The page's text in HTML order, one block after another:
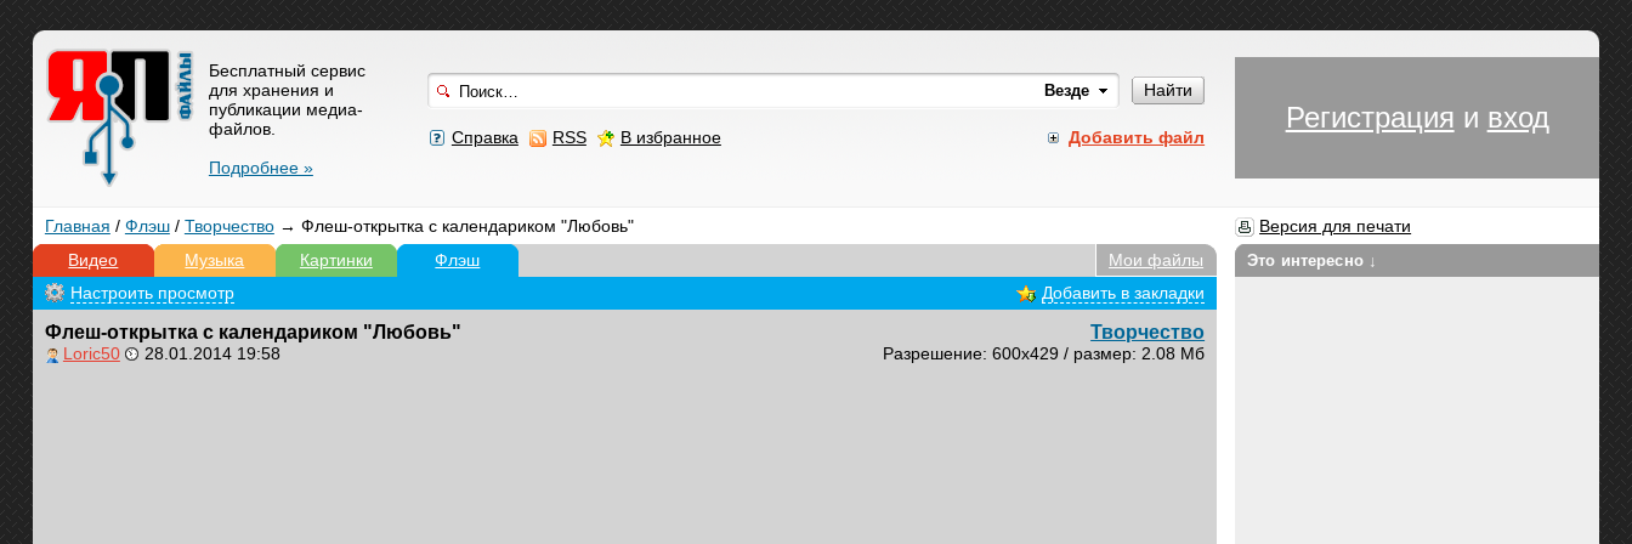
Найти
Добавить файл
Справка RSS В избранное
Бесплатный сервис
для хранения и
публикации медиа-
файлов.
Подробнее »
Регистрация и вход
Главная / Флэш/ Творчество→ Флеш-открытка с календариком "Любовь"
Версия для печати
Видео
Музыка Картинки Флэш
Мои файлы
Настроить просмотр
Добавить в закладки
Флеш-открытка с календариком "Любовь"
Loric50 28.01.2014 19:58
Творчество
Разрешение: 600x429 / размер: 2.08 Мб
Это интересно ↓